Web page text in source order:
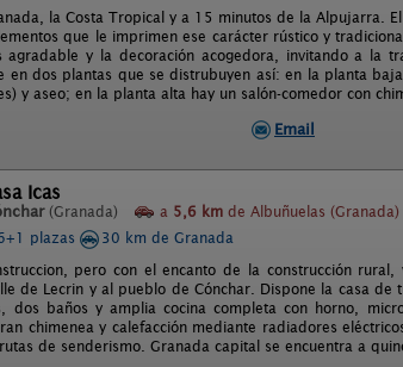
la Costa Tropical y a 15 minutos de la Alpujarra.
que le imprimen ese carácter rústico y
agradable y la decoración acogedora, invitando a la
en dos plantas que se distrubuyen así: en la planta
y aseo; en la planta alta hay un salón-comedor con
Email
Icas
(Granada) a 5,6 km de Albuñuelas (Granada)
plazas
30 km de Granada
pero con el encanto de la construcción
de Lecrin y al pueblo de Cónchar. Dispone la casa
dos baños y amplia cocina completa con horno,
chimenea y calefacción mediante radiadores
de senderismo. Granada capital se encuentra a